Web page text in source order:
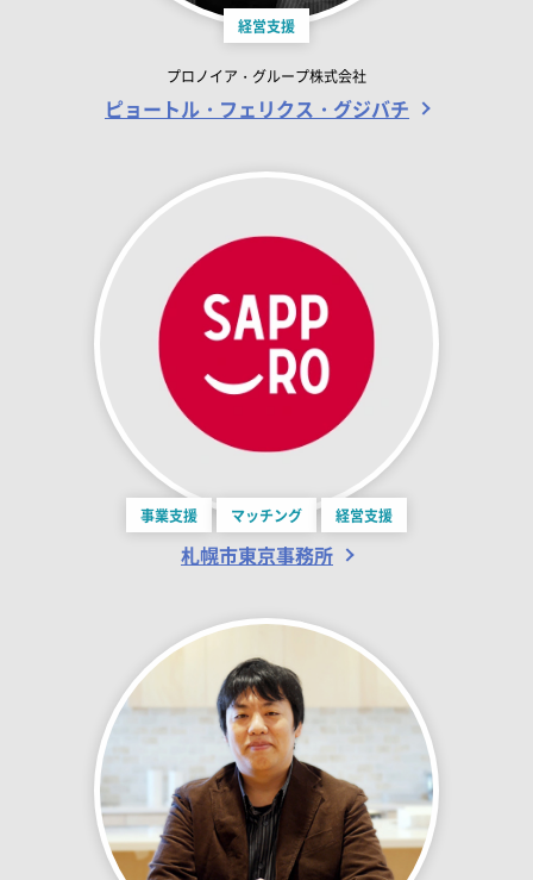
経営支援
プロノイア・グループ株式会社
ピョートル・フェリクス・グジバチ
事業支援 マッチング 経営支援
札幌市東京事務所